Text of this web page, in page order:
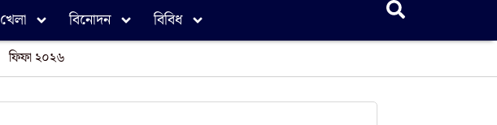
খেলা বিনোদন বিবিধ
ফিফা ২০২৬